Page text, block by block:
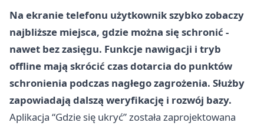
Na ekranie telefonu użytkownik szybko zobaczy
najbliższe miejsca, gdzie można się schronić -
nawet bez zasięgu. Funkcje nawigacji i tryb
offline mają skrócić czas dotarcia do punktów
schronienia podczas nagłego zagrożenia. Służby
zapowiadają dalszą weryfikację i rozwój bazy.
Aplikacja “Gdzie się ukryć” została zaprojektowana